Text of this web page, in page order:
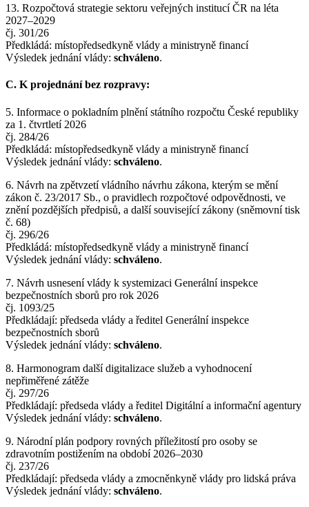
13. Rozpočtová strategie sektoru veřejných institucí ČR na léta
2027–2029
čj. 301/26
Předkládá: místopředsedkyně vlády a ministryně financí
Výsledek jednání vlády: schváleno.
C. K projednání bez rozpravy:
5. Informace o pokladním plnění státního rozpočtu České republiky
za 1. čtvrtletí 2026
čj. 284/26
Předkládá: místopředsedkyně vlády a ministryně financí
Výsledek jednání vlády: schváleno.
6. Návrh na zpětvzetí vládního návrhu zákona, kterým se mění
zákon č. 23/2017 Sb., o pravidlech rozpočtové odpovědnosti, ve
znění pozdějších předpisů, a další související zákony (sněmovní tisk
č. 68)
čj. 296/26
Předkládá: místopředsedkyně vlády a ministryně financí
Výsledek jednání vlády: schváleno.
7. Návrh usnesení vlády k systemizaci Generální inspekce
bezpečnostních sborů pro rok 2026
čj. 1093/25
Předkládají: předseda vlády a ředitel Generální inspekce
bezpečnostních sborů
Výsledek jednání vlády: schváleno.
8. Harmonogram další digitalizace služeb a vyhodnocení
nepřiměřené zátěže
čj. 297/26
Předkládají: předseda vlády a ředitel Digitální a informační agentury
Výsledek jednání vlády: schváleno.
9. Národní plán podpory rovných příležitostí pro osoby se
zdravotním postižením na období 2026–2030
čj. 237/26
Předkládají: předseda vlády a zmocněnkyně vlády pro lidská práva
Výsledek jednání vlády: schváleno.